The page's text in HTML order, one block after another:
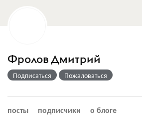
Фролов Дмитрий
Подписаться Пожаловаться
посты подписчики о блоге